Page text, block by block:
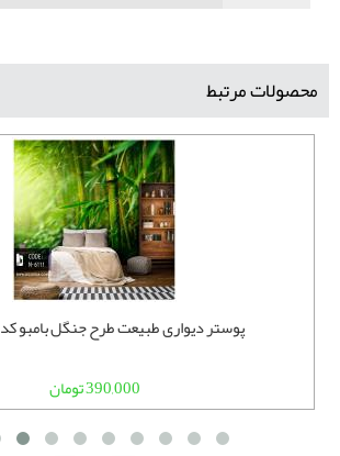
محصولات مرتبط
پوستر دیواری طبیعت طرح جنگل بامبو کد N-6111
390,000 تومان